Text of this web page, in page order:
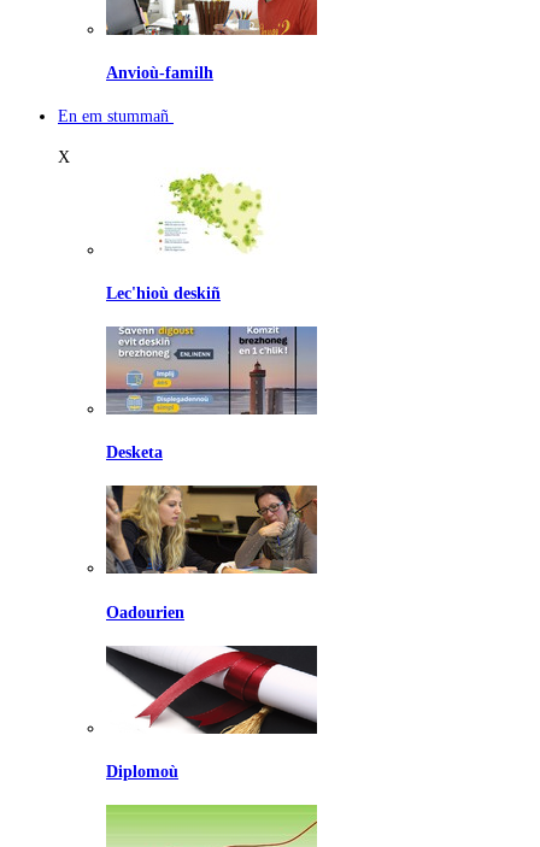
Anvioù-familh
En em stummañ
X
Lec'hioù deskiñ
Desketa
Oadourien
Diplomoù